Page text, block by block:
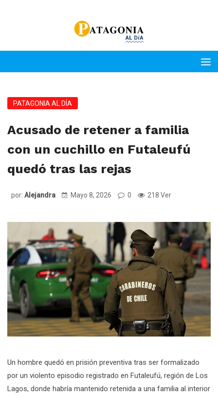
PATAGONIA AL DÍA
Acusado de retener a familia
con un cuchillo en Futaleufú
quedó tras las rejas
por: Alejandra Mayo 8, 2026 0 218 Ver
Un hombre quedó en prisión preventiva tras ser formalizado
por un violento episodio registrado en Futaleufú, región de Los
Lagos, donde habría mantenido retenida a una familia al interior